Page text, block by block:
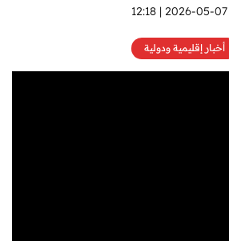
الفجيرة 37 o
2026-05-07 | 12:18
أخبار إقليمية ودولية